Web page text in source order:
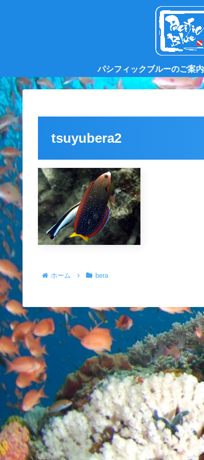
パシフィックブルーのご案内
tsuyubera2
ホーム bera